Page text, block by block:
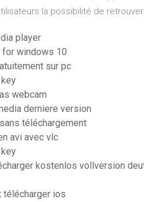
la possibilité de
player
for windows 10
sur pc
webcam
derniere version
téléchargement
avi avec vlc
kostenlos vollversion
télécharger ios